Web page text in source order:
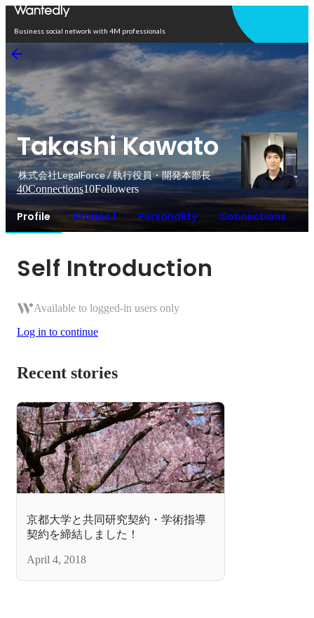
Business social network with 4M professionals
Takashi Kawato
株式会社LegalForce / 執行役員・開発本部長
40Connections10Followers
Profile Stories 1 Personality Connections
Self Introduction
Available to logged-in users only
Log in to continue
Recent stories
京都大学と共同研究契約・学術指導
契約を締結しました！
April 4, 2018